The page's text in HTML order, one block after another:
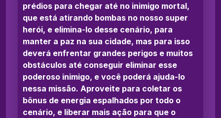
prédios para chegar até no inimigo mortal,
que está atirando bombas no nosso super
herói, e elimina-lo desse cenário, para
manter a paz na sua cidade, mas para isso
deverá enfrentar grandes perigos e muitos
obstáculos até conseguir eliminar esse
poderoso inimigo, e você poderá ajuda-lo
nessa missão. Aproveite para coletar os
bônus de energia espalhados por todo o
cenário, e liberar mais ação para que o